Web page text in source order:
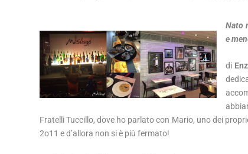
Nato
e
di
Fratelli Tuccillo, dove ho parlato con Mario, uno dei
2o11 e d’allora non si è più fermato!